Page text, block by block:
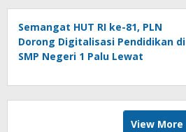
Semangat HUT RI ke-81, PLN
Dorong Digitalisasi Pendidikan di
SMP Negeri 1 Palu Lewat
View More